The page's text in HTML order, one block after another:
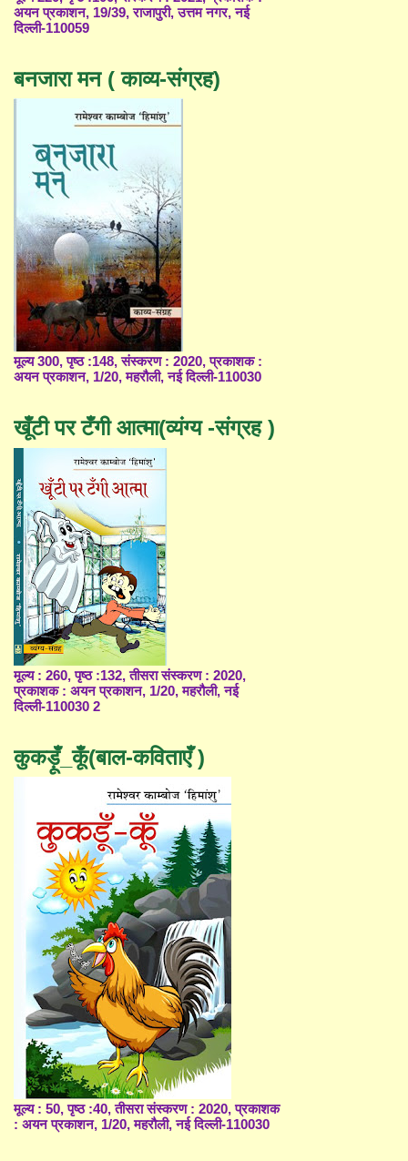
अयन प्रकाशन, 19/39, राजापुरी, उत्तम नगर, नई
दिल्ली-110059
बनजारा मन ( काव्य-संग्रह)
मूल्य 300, पृष्ठ :148, संस्करण : 2020, प्रकाशक :
अयन प्रकाशन, 1/20, महरौली, नई दिल्ली-110030
खूँटी पर टँगी आत्मा(व्यंग्य -संग्रह )
मूल्य : 260, पृष्ठ :132, तीसरा संस्करण : 2020,
प्रकाशक : अयन प्रकाशन, 1/20, महरौली, नई
दिल्ली-110030 2
कुकड़ूँ_कूँ(बाल-कविताएँ )
मूल्य : 50, पृष्ठ :40, तीसरा संस्करण : 2020, प्रकाशक
: अयन प्रकाशन, 1/20, महरौली, नई दिल्ली-110030